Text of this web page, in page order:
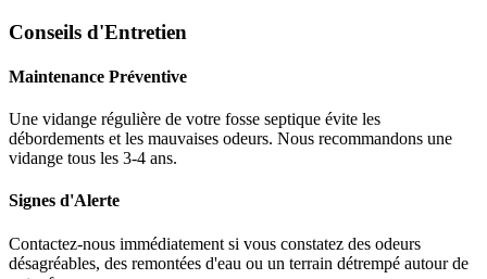
Conseils d'Entretien
Maintenance Préventive
Une vidange régulière de votre fosse septique évite les
débordements et les mauvaises odeurs. Nous recommandons une
vidange tous les 3-4 ans.
Signes d'Alerte
Contactez-nous immédiatement si vous constatez des odeurs
désagréables, des remontées d'eau ou un terrain détrempé autour de